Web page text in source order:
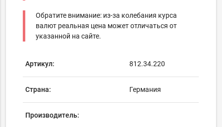
Обратите внимание: из-за колебания курса
валют реальная цена может отличаться от
указанной на сайте.
Артикул: 812.34.220
Страна: Германия
Производитель: